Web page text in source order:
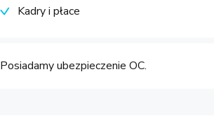
Kadry i płace
Posiadamy ubezpieczenie OC.